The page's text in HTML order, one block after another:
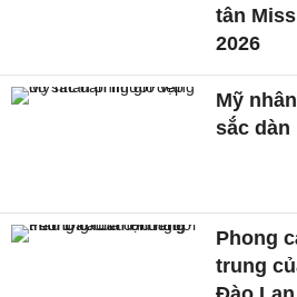
tân
2026
Mỹ
sắc
Phong
trung